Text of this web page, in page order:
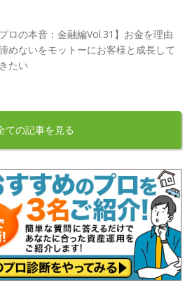
プロの本音：金融編Vol.31】お金を理由
めないをモットーにお客様と成長して
たい
ての記事を見る